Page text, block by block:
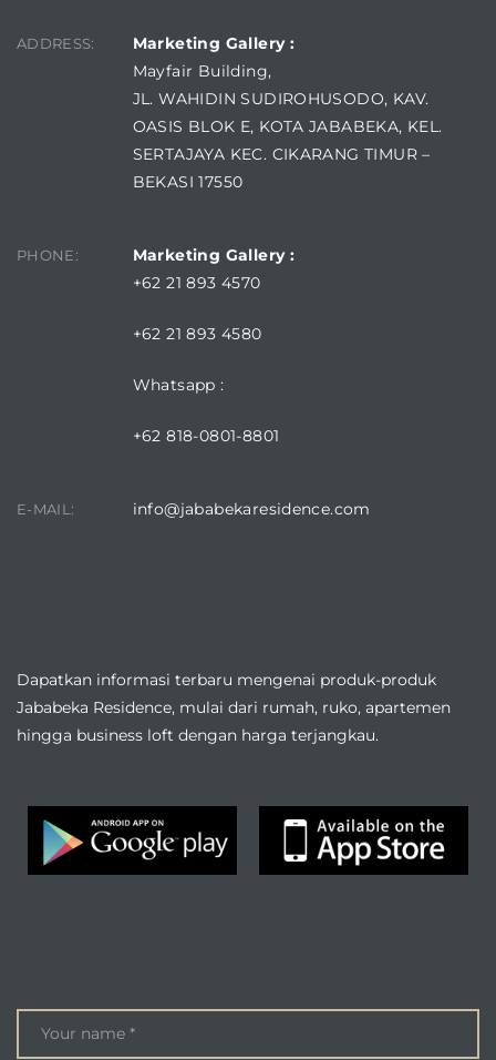
ADDRESS:
Marketing Gallery :
Mayfair Building,
JL. WAHIDIN SUDIROHUSODO, KAV.
OASIS BLOK E, KOTA JABABEKA, KEL.
SERTAJAYA KEC. CIKARANG TIMUR –
BEKASI 17550
PHONE:
Marketing Gallery :
+62 21 893 4570
+62 21 893 4580
Whatsapp :
+62 818-0801-8801
E-MAIL: info@jababekaresidence.com
Dapatkan informasi terbaru mengenai produk-produk
Jababeka Residence, mulai dari rumah, ruko, apartemen
hingga business loft dengan harga terjangkau.